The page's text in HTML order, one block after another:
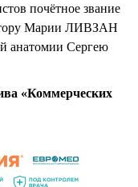
почётное звание
Марии ЛИВЗАН
анатомии Сергею
«Коммерческих